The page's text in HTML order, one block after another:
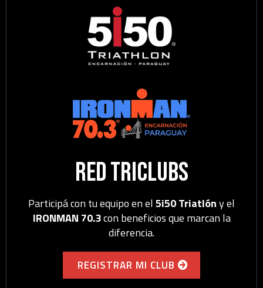
Red TriClubs
Participá con tu equipo en el5i50 Triatlóny el
IRONMAN 70.3con beneficios que marcan la
diferencia.
REGISTRAR MI CLUB